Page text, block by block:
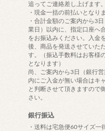
追ってご連絡差し上げます
・現金一括の前払いとなり
・合計金額のご案内から3
業日）以内に、指定口座へ
をお振込みください。入金
後、商品を発送させていた
す。（振込手数料はお客様
となります）
尚、ご案内から3日（銀行
内にご入金が無い場合はキ
と判断させて頂きますので
さい。
銀行振込
・送料は宅急便60サイズ一